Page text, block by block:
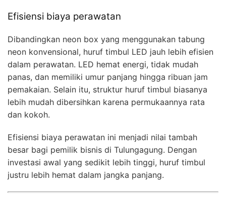
Efisiensi biaya perawatan
Dibandingkan neon box yang menggunakan tabung
neon konvensional, huruf timbul LED jauh lebih efisien
dalam perawatan. LED hemat energi, tidak mudah
panas, dan memiliki umur panjang hingga ribuan jam
pemakaian. Selain itu, struktur huruf timbul biasanya
lebih mudah dibersihkan karena permukaannya rata
dan kokoh.
Efisiensi biaya perawatan ini menjadi nilai tambah
besar bagi pemilik bisnis di Tulungagung. Dengan
investasi awal yang sedikit lebih tinggi, huruf timbul
justru lebih hemat dalam jangka panjang.